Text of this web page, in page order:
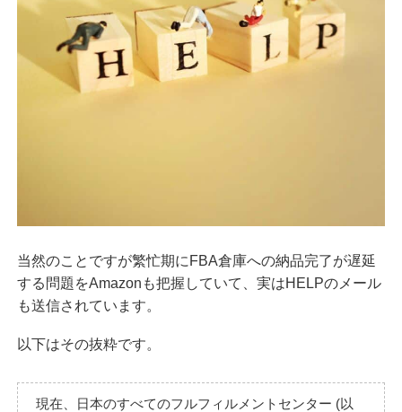
当然のことですが繁忙期にFBA倉庫への納品完了が遅延
する問題をAmazonも把握していて、実はHELPのメール
も送信されています。
以下はその抜粋です。
現在、日本のすべてのフルフィルメントセンター (以